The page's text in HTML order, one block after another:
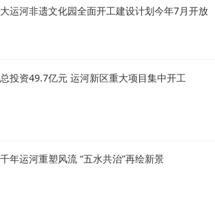
大运河非遗文化园全面开工建设计划今年7月开放
总投资49.7亿元 运河新区重大项目集中开工
千年运河重塑风流 “五水共治”再绘新景